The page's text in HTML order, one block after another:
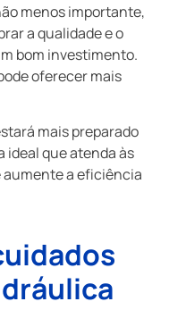
menos importante,
a qualidade e o
bom investimento.
oferecer mais
mais preparado
ideal que atenda às
aumente a eficiência